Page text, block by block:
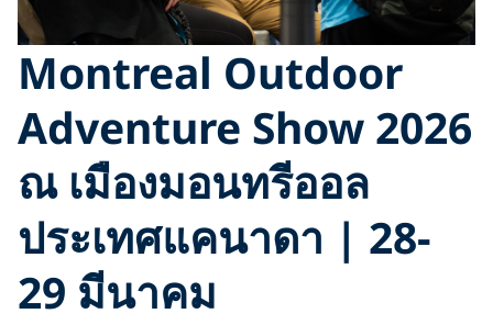
Montreal Outdoor
Adventure Show 2026
ณ เมืองมอนทรีออล
ประเทศแคนาดา | 28-
29 มีนาคม